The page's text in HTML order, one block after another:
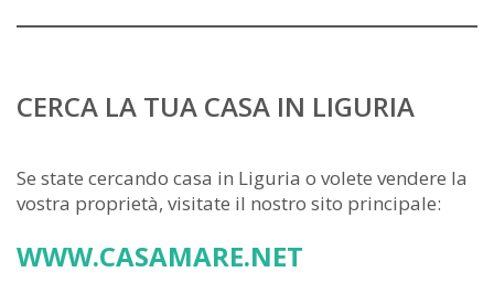
CERCA LA TUA CASA IN LIGURIA
Se state cercando casa in Liguria o volete vendere la
vostra proprietà, visitate il nostro sito principale:
WWW.CASAMARE.NET